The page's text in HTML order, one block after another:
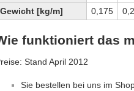
Gewicht [kg/m] 0,175
funktioniert das
Stand April 2012
Sie bestellen bei uns im